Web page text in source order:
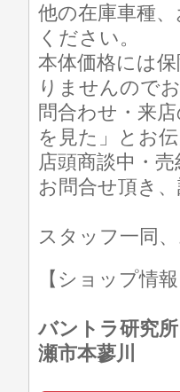
他の在庫車種
ください。
本体価格には
りませんので
問合わせ・来
を見た」とお
店頭商談中・
お問合せ頂き
スタッフ一同
【ショップ情
バントラ研究
瀬市本蓼川